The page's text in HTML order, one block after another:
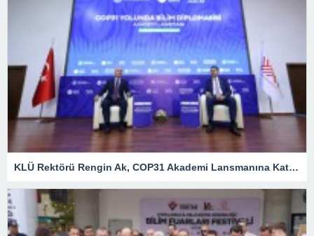
KLÜ Rektörü Rengin Ak, COP31 Akademi Lansmanına Katıldı